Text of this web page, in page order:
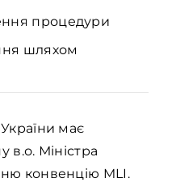
процедури
шляхом
має
в.о. Міністра
конвенцію MLI.